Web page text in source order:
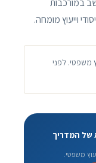
וייעוץ מומחה.
משפטי. לפני
משפטי.